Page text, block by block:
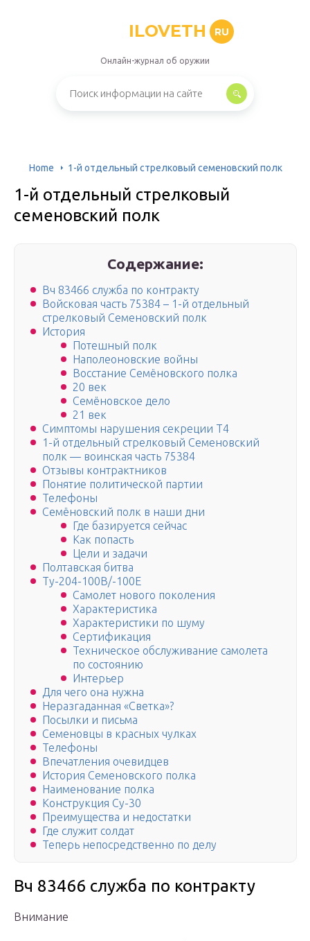
ILOVETH RU
Онлайн-журнал об оружии
Home 1-й отдельный стрелковый семеновский полк
1-й отдельный стрелковый
семеновский полк
Содержание:
Вч 83466 служба по контракту
Войсковая часть 75384 – 1-й отдельный
стрелковый Семеновский полк
История
Потешный полк
Наполеоновские войны
Восстание Семёновского полка
20 век
Семёновское дело
21 век
Симптомы нарушения секреции Т4
1-й отдельный стрелковый Семеновский
полк — воинская часть 75384
Отзывы контрактников
Понятие политической партии
Телефоны
Семёновский полк в наши дни
Где базируется сейчас
Как попасть
Цели и задачи
Полтавская битва
Ту-204-100В/-100Е
Самолет нового поколения
Характеристика
Характеристики по шуму
Сертификация
Техническое обслуживание самолета
по состоянию
Интерьер
Для чего она нужна
Неразгаданная «Светка»?
Посылки и письма
Семеновцы в красных чулках
Телефоны
Впечатления очевидцев
История Семеновского полка
Наименование полка
Конструкция Су-30
Преимущества и недостатки
Где служит солдат
Теперь непосредственно по делу
Вч 83466 служба по контракту
Внимание